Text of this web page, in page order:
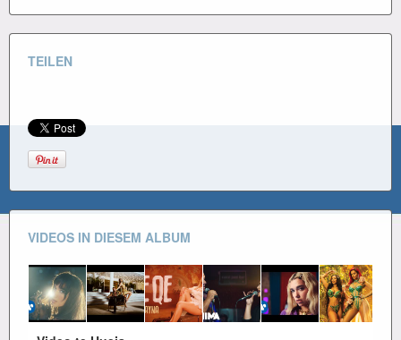
TEILEN
VIDEOS IN DIESEM ALBUM